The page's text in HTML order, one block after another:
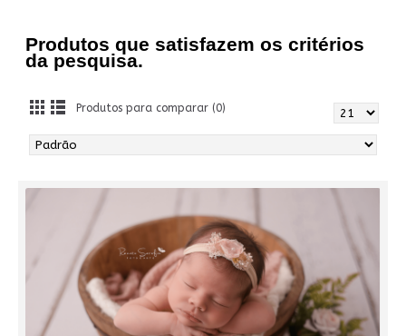
Produtos que satisfazem os critérios
da pesquisa.
Produtos para comparar (0)